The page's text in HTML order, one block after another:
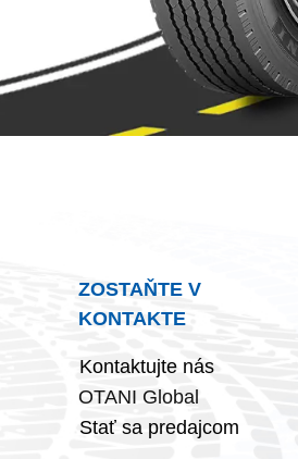
ZOSTAŇTE V
KONTAKTE
Kontaktujte nás
​OTANI Global
Stať sa predajcom